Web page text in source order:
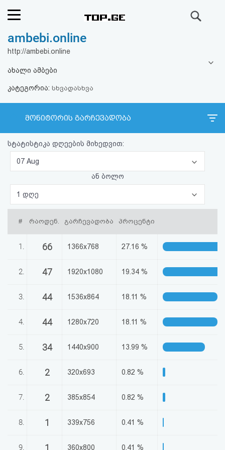
რეიტინგი
ფოსტა
კითხვა-
პასუხი
ავტორიზაცია
რეგისტრაცია
აღდგენა
კოდი
შეთანხმება
უარყოფა
ambebi.online
http://ambebi.online
ახალი ამბები
კატეგორია: სხვადასხვა
მონიტორის გარჩევადობა
სტატისტიკა დღეების მიხედვით:
07 Aug
ან ბოლო
1 დღე
# რაოდენ. გარჩევადობა პროცენტი
1. 66 1366x768 27.16 %
2. 47 1920x1080 19.34 %
3. 44 1536x864 18.11 %
4. 44 1280x720 18.11 %
5. 34 1440x900 13.99 %
6. 2 320x693 0.82 %
7. 2 385x854 0.82 %
8. 1 339x756 0.41 %
9. 1 360x800 0.41 %